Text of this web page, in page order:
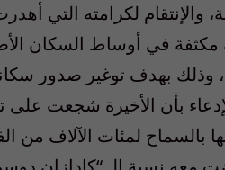
والإنتقام لكرامته التي
وذلك بهدف توغير صدور
بأن الأخيرة شجعت على
بالسماح لمئات الآلاف من